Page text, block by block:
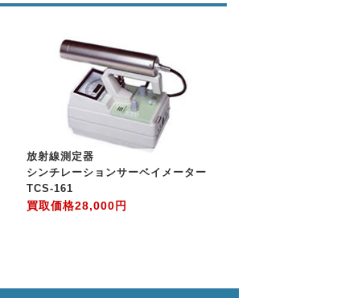
放射線測定器
シンチレーションサーベイメーター
TCS-161
買取価格28,000円